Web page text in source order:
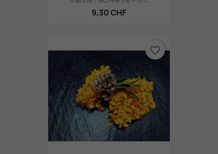
9,30 CHF
favorite_border